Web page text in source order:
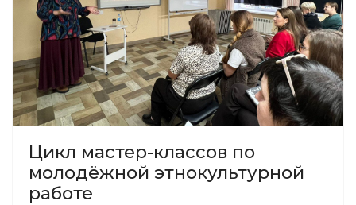
Цикл мастер-классов по
молодёжной этнокультурной
работе